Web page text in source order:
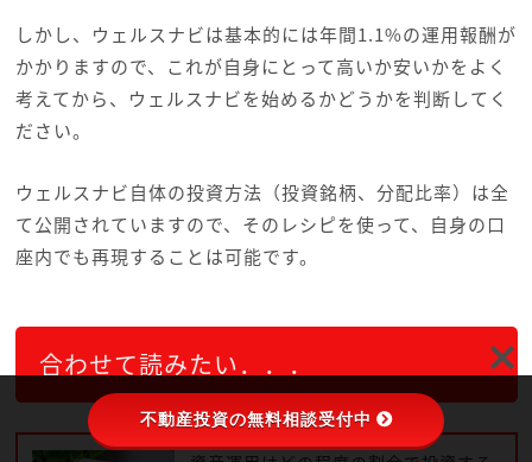
しかし、ウェルスナビは基本的には年間1.1%の運用報酬が
かかりますので、これが自身にとって高いか安いかをよく
考えてから、ウェルスナビを始めるかどうかを判断してく
ださい。
ウェルスナビ自体の投資方法（投資銘柄、分配比率）は全
て公開されていますので、そのレシピを使って、自身の口
座内でも再現することは可能です。
合わせて読みたい．．．
不動産投資の無料相談受付中